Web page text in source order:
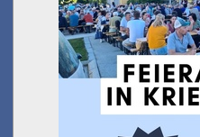
am 31.07.2026